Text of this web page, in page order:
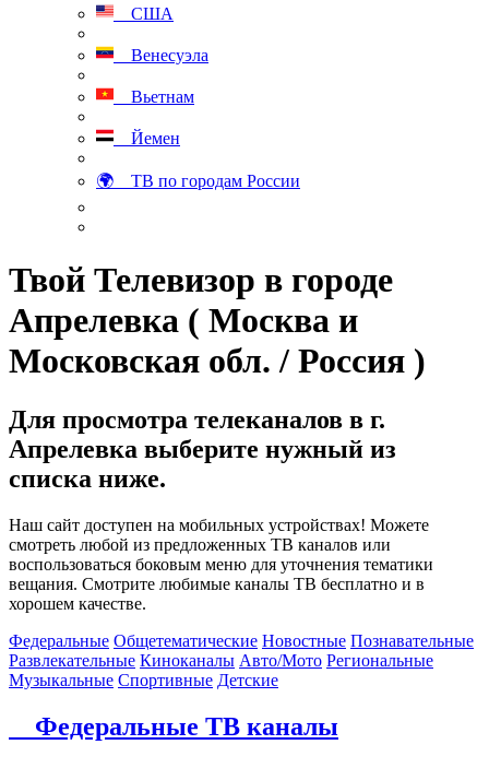
США
Венесуэла
Вьетнам
Йемен
🌍 ТВ по городам России
Твой Телевизор в городе
Апрелевка ( Москва и
Московская обл. / Россия )
Для просмотра телеканалов в г.
Апрелевка выберите нужный из
списка ниже.
Наш сайт доступен на мобильных устройствах! Можете
смотреть любой из предложенных ТВ каналов или
воспользоваться боковым меню для уточнения тематики
вещания. Смотрите любимые каналы ТВ бесплатно и в
хорошем качестве.
Федеральные Общетематические Новостные Познавательные
Развлекательные Киноканалы Авто/Мото Региональные
Музыкальные Спортивные Детские
Федеральные ТВ каналы